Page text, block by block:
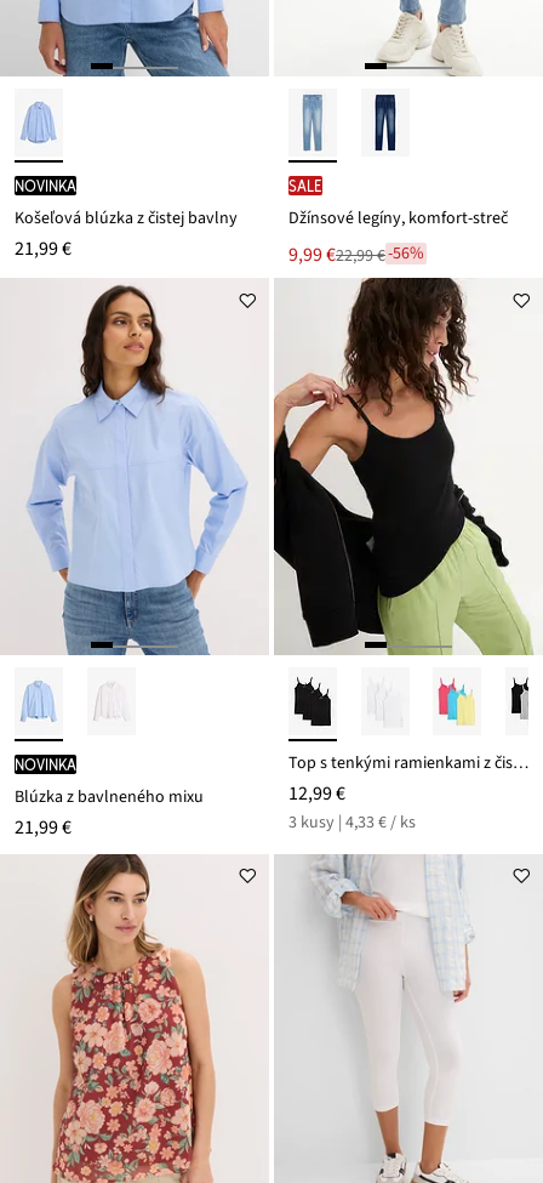
novinka
Košeľová blúzka z čistej bavlny
21,99 €
SALE
Džínsové legíny, komfort-streč
Nová
cena
9,99 €
Zľava22,99 €-56%
novinka
Blúzka z bavlneného mixu
21,99 €
Top s tenkými ramienkami z čistej bavlny (3 ks v balení)
12,99 €
3 kusy | 4,33 € / ks